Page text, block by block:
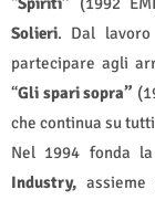
Solieri. Dal lavoro
partecipare agli
“Gli spari sopra”
che continua su
Nel 1994 fonda
Industry,